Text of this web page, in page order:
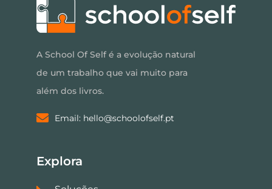
A School Of Self é a evolução natural
de um trabalho que vai muito para
além dos livros.
Email: hello@schoolofself.pt
Explora